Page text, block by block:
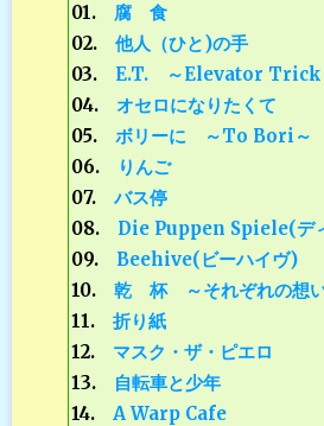
01. 腐 食
02. 他人（ひと)の手
03. E.T. ～Elevator Trick
04. オセロになりたくて
05. ボリーに ～To Bori～
06.
りんご
07. バス停
08. Die Puppen Spiele(デ
09. Beehive(ビーハイヴ)
10. 乾 杯 ～それぞれの想
11. 折り紙
12. マスク・ザ・ピエロ
13.
自転車と少年
14. A Warp Cafe